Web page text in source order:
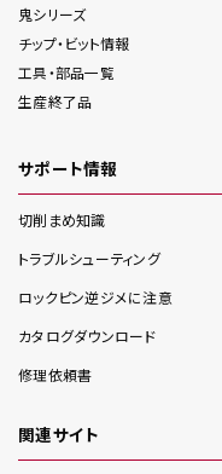
鬼シリーズ
チップ・ビット情報
工具・部品一覧
生産終了品
サポート情報
切削まめ知識
トラブルシューティング
ロックピン逆ジメに注意
カタログダウンロード
修理依頼書
関連サイト